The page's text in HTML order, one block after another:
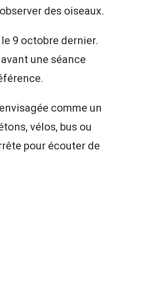
des oiseaux.
9 octobre dernier.
une séance
comme un
vélos, bus ou
pour écouter de